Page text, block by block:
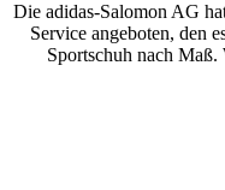
Die adidas-Salomon AG
Service angeboten, den
Sportschuh nach Maß.